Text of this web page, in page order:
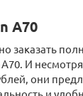
A70
заказать
И
они